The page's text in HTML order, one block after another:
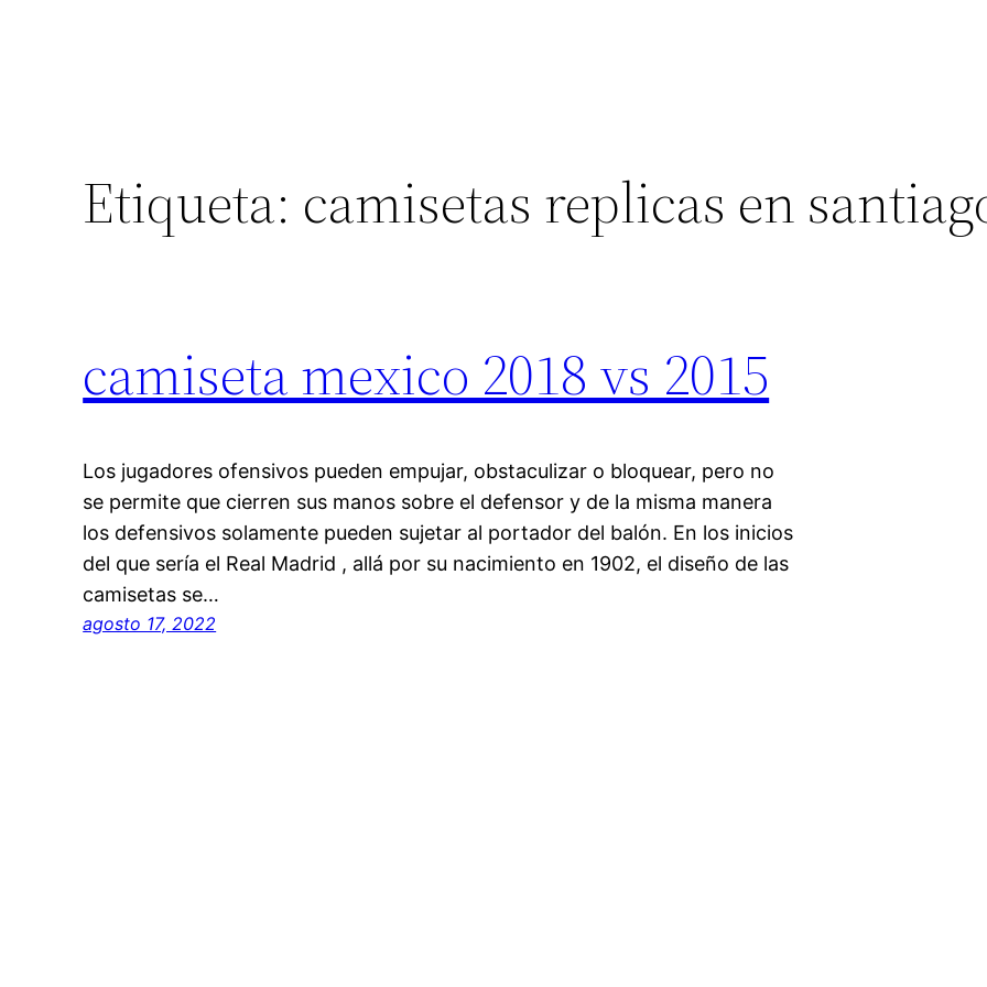
Etiqueta: camisetas replicas en
camiseta mexico 2018 vs 2015
Los jugadores ofensivos pueden empujar, obstaculizar o bloquear, pero no
se permite que cierren sus manos sobre el defensor y de la misma manera
los defensivos solamente pueden sujetar al portador del balón. En los inicios
del que sería el Real Madrid , allá por su nacimiento en 1902, el diseño de las
camisetas se…
agosto 17, 2022